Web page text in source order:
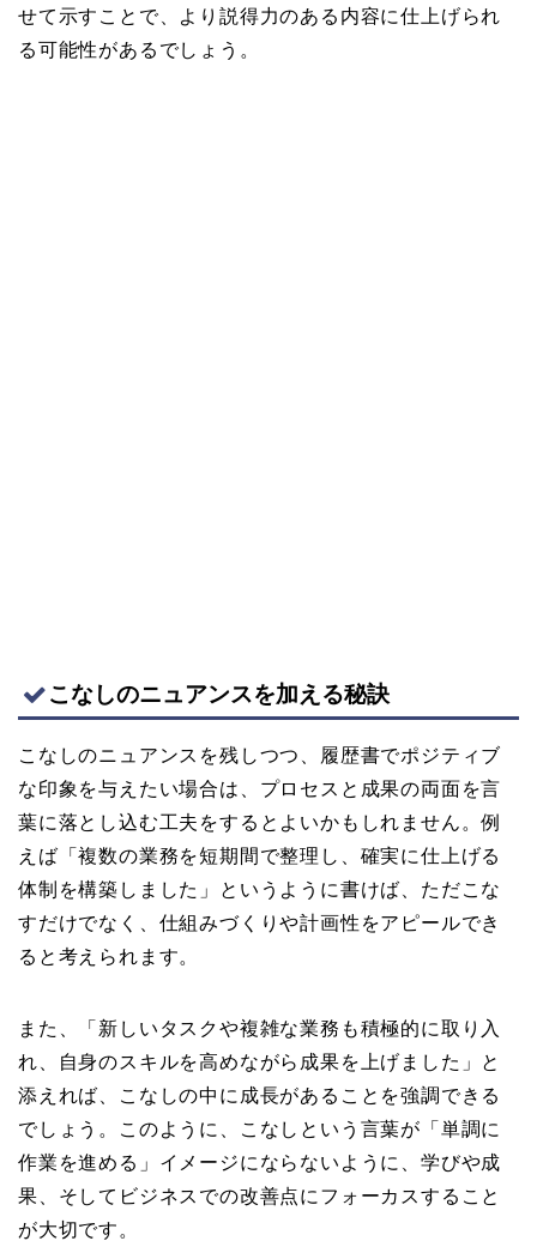
せて示すことで、より説得力のある内容に仕上げられ
る可能性があるでしょう。
こなしのニュアンスを加える秘訣
こなしのニュアンスを残しつつ、履歴書でポジティブ
な印象を与えたい場合は、プロセスと成果の両面を言
葉に落とし込む工夫をするとよいかもしれません。例
えば「複数の業務を短期間で整理し、確実に仕上げる
体制を構築しました」というように書けば、ただこな
すだけでなく、仕組みづくりや計画性をアピールでき
ると考えられます。
また、「新しいタスクや複雑な業務も積極的に取り入
れ、自身のスキルを高めながら成果を上げました」と
添えれば、こなしの中に成長があることを強調できる
でしょう。このように、こなしという言葉が「単調に
作業を進める」イメージにならないように、学びや成
果、そしてビジネスでの改善点にフォーカスすること
が大切です。